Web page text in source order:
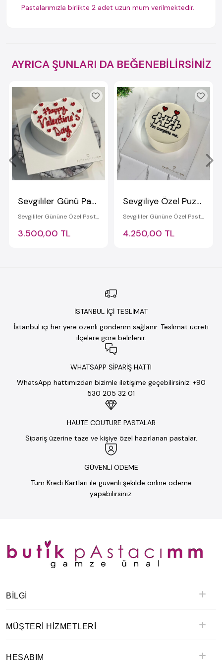
Pastalarımızla birlikte 2 adet uzun mum verilmektedir.
AYRICA ŞUNLARI DA BEĞENEBİLİRSİNİZ
Sevgililer Günü Pastası
Sevgililer Gününe Özel Pastalar
3.500,00 TL
Sevgiliye Özel Puzzle Çizimli Pasta
Sevgililer Gününe Özel Pastalar
4.250,00 TL
İSTANBUL İÇİ TESLİMAT
İstanbul içi her yere özenli gönderim sağlanır. Teslimat ücreti
ilçelere göre belirlenir.
WHATSAPP SİPARİŞ HATTI
WhatsApp hattımızdan bizimle iletişime geçebilirsiniz: +90
530 205 32 01
HAUTE COUTURE PASTALAR
Sipariş üzerine taze ve kişiye özel hazırlanan pastalar.
GÜVENLİ ÖDEME
Tüm Kredi Kartları ile güvenli şekilde online ödeme
yapabilirsiniz.
BILGI
MÜŞTERİ HİZMETLERİ
HESABIM